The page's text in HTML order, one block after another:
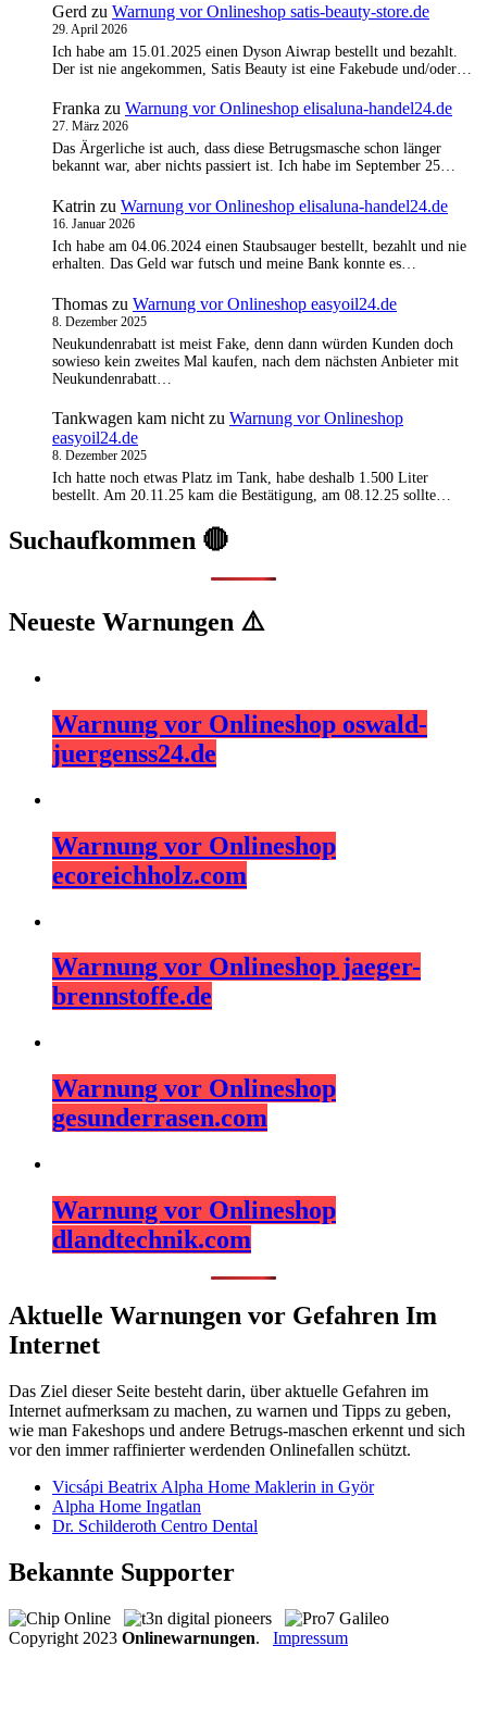
Gerd zu Warnung vor Onlineshop satis-beauty-store.de
29. April 2026
Ich habe am 15.01.2025 einen Dyson Aiwrap bestellt und bezahlt.
Der ist nie angekommen, Satis Beauty ist eine Fakebude und/oder…
Franka zu Warnung vor Onlineshop elisaluna-handel24.de
27. März 2026
Das Ärgerliche ist auch, dass diese Betrugsmasche schon länger
bekannt war, aber nichts passiert ist. Ich habe im September 25…
Katrin zu Warnung vor Onlineshop elisaluna-handel24.de
16. Januar 2026
Ich habe am 04.06.2024 einen Staubsauger bestellt, bezahlt und nie
erhalten. Das Geld war futsch und meine Bank konnte es…
Thomas zu Warnung vor Onlineshop easyoil24.de
8. Dezember 2025
Neukundenrabatt ist meist Fake, denn dann würden Kunden doch
sowieso kein zweites Mal kaufen, nach dem nächsten Anbieter mit
Neukundenrabatt…
Tankwagen kam nicht zu Warnung vor Onlineshop
easyoil24.de
8. Dezember 2025
Ich hatte noch etwas Platz im Tank, habe deshalb 1.500 Liter
bestellt. Am 20.11.25 kam die Bestätigung, am 08.12.25 sollte…
Suchaufkommen 🔴
Neueste Warnungen ⚠️
Warnung vor Onlineshop oswald-
juergenss24.de
Warnung vor Onlineshop
ecoreichholz.com
Warnung vor Onlineshop jaeger-
brennstoffe.de
Warnung vor Onlineshop
gesunderrasen.com
Warnung vor Onlineshop
dlandtechnik.com
Aktuelle Warnungen vor Gefahren Im
Internet
Das Ziel dieser Seite besteht darin, über aktuelle Gefahren im
Internet aufmerksam zu machen, zu warnen und Tipps zu geben,
wie man Fakeshops und andere Betrugs-maschen erkennt und sich
vor den immer raffinierter werdenden Onlinefallen schützt.
Vicsápi Beatrix Alpha Home Maklerin in Györ
Alpha Home Ingatlan
Dr. Schilderoth Centro Dental
Bekannte Supporter
Copyright 2023 Onlinewarnungen. Impressum